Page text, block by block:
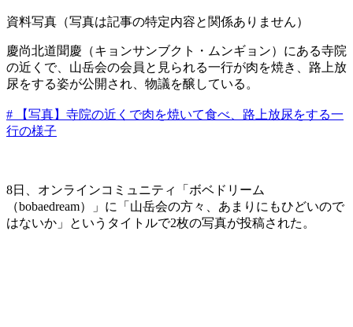
資料写真（写真は記事の特定内容と関係ありません）
慶尚北道聞慶（キョンサンブクト・ムンギョン）にある寺院
の近くで、山岳会の会員と見られる一行が肉を焼き、路上放
尿をする姿が公開され、物議を醸している。
# 【写真】寺院の近くで肉を焼いて食べ、路上放尿をする一
行の様子
8日、オンラインコミュニティ「ボベドリーム
（bobaedream）」に「山岳会の方々、あまりにもひどいので
はないか」というタイトルで2枚の写真が投稿された。